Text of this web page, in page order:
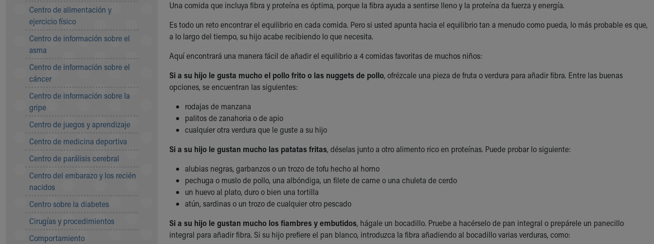
Symptom Checker
Financial Services
Price Estimates
Family Supports
Sports Health Services Provider for Akron Zips
New Parents
Find a Pediatrics Location
MyChart
Make an Appointment
Breastfeeding Medicine
Safe Sleep for Babies
Safe Sleep
Who We Are
Building a Brighter Future
Our Mission, Vision, Promise
Community Mission
Connect With Us
Centro de alimentación y
ejercicio físico
Centro de información sobre el
asma
Centro de información sobre el
cáncer
Centro de información sobre la
gripe
Centro de juegos y aprendizaje
Centro de medicina deportiva
Centro de parálisis cerebral
Centro del embarazo y los recién
nacidos
Centro sobre la diabetes
Cirugías y procedimientos
Comportamiento
Una comida que incluya fibra y proteína es óptima, porque la fibra ayuda a sentirse lleno y la proteína da fuerza y energía.
Es todo un reto encontrar el equilibrio en cada comida. Pero si usted apunta hacia el equilibrio tan a menudo como pueda, lo más probable es que,
a lo largo del tiempo, su hijo acabe recibiendo lo que necesita.
Aquí encontrará una manera fácil de añadir el equilibrio a 4 comidas favoritas de muchos niños:
Si a su hijo le gusta mucho el pollo frito o las nuggets de pollo, ofrézcale una pieza de fruta o verdura para añadir fibra. Entre las buenas
opciones, se encuentran las siguientes:
rodajas de manzana
palitos de zanahoria o de apio
cualquier otra verdura que le guste a su hijo
Si a su hijo le gustan mucho las patatas fritas, déselas junto a otro alimento rico en proteínas. Puede probar lo siguiente:
alubias negras, garbanzos o un trozo de tofu hecho al horno
pechuga o muslo de pollo, una albóndiga, un filete de carne o una chuleta de cerdo
un huevo al plato, duro o bien una tortilla
atún, sardinas o un trozo de cualquier otro pescado
Si a su hijo le gustan mucho los fiambres y embutidos, hágale un bocadillo. Pruebe a hacérselo de pan integral o prepárele un panecillo
integral para añadir fibra. Si su hijo prefiere el pan blanco, introduzca la fibra añadiendo al bocadillo varias verduras, como: